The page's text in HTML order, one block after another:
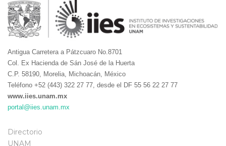
Antigua Carretera a Pátzcuaro No.8701
Col. Ex Hacienda de Sán José de la Huerta
C.P. 58190, Morelia, Michoacán, México
Teléfono +52 (443) 322 27 77, desde el DF 55 56 22 27 77
www.iies.unam.mx
portal@iies.unam.mx
Directorio
UNAM